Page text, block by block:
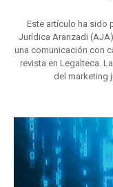
Este artículo ha sido
Jurídica Aranzadi
una comunicación con
revista en Legalteca. Las redes sociales ya no son un complemento
del marketing